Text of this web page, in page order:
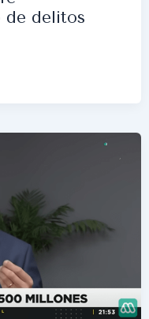
de delitos